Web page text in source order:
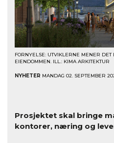
FORNYELSE: UTVIKLERNE MENER
EIENDOMMEN. ILL.: KIMA ARKITEKTUR
NYHETER MANDAG 02. SEPTEMBER
Prosjektet skal bringe
kontorer, næring og